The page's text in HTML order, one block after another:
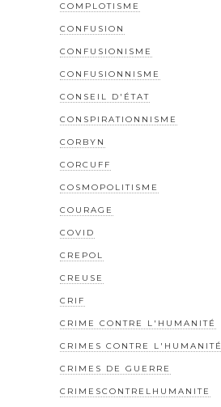
COMPLOTISME
CONFUSION
CONFUSIONISME
CONFUSIONNISME
CONSEIL D'ÉTAT
CONSPIRATIONNISME
CORBYN
CORCUFF
COSMOPOLITISME
COURAGE
COVID
CREPOL
CREUSE
CRIF
CRIME CONTRE L'HUMANITÉ
CRIMES CONTRE L'HUMANITÉ
CRIMES DE GUERRE
CRIMESCONTRELHUMANITE